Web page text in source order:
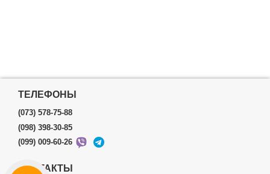
ТЕЛЕФОНЫ
(073) 578-75-88
(098) 398-30-85
(099) 009-60-26
КОНТАКТЫ